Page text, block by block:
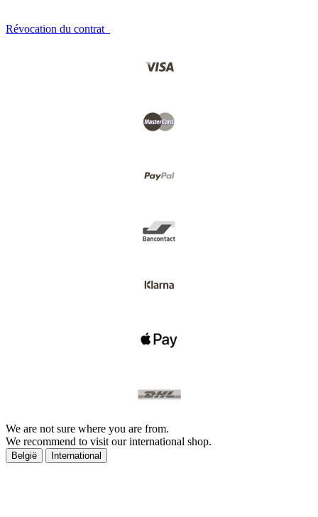
Révocation du contrat
We are not sure where you are from.
We recommend to visit our international shop.
België International